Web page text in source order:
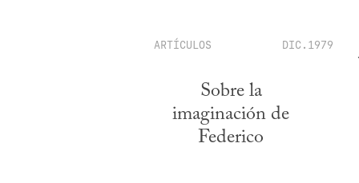
ARTÍCULOS DIC.1979
Sobre la
imaginación de
Federico